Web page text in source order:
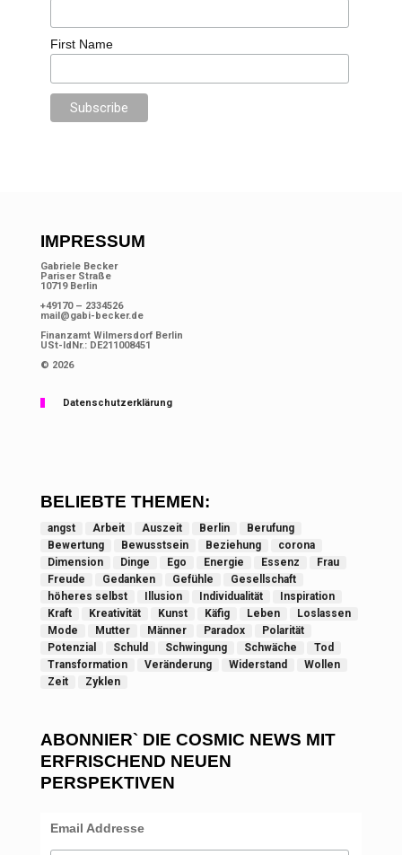
First Name
IMPRESSUM
Gabriele Becker
Pariser Straße
10719 Berlin
+49170 – 2334526
mail@gabi-becker.de
Finanzamt Wilmersdorf Berlin
USt-IdNr.: DE211008451
© 2026
Datenschutzerklärung
BELIEBTE THEMEN:
angst Arbeit Auszeit Berlin
Berufung
Bewertung
Bewusstsein Beziehung
corona
Dimension
Dinge Ego Energie Essenz
Frau
Freude
Gedanken Gefühle
Gesellschaft
höheres selbst
Illusion Individualität
Inspiration
Kraft
Kreativität Kunst Käfig Leben
Loslassen
Mode
Mutter Männer Paradox
Polarität
Potenzial
Schuld Schwingung Schwäche
Tod
Transformation
Veränderung Widerstand
Wollen
Zeit
Zyklen
ABONNIER` DIE COSMIC NEWS MIT
ERFRISCHEND NEUEN
PERSPEKTIVEN
Email Addresse